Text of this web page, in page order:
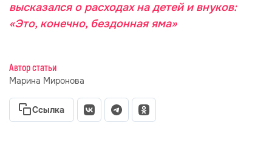
высказался о расходах на детей и внуков:
«Это, конечно, бездонная яма»
Автор статьи
Марина Миронова
Ссылка